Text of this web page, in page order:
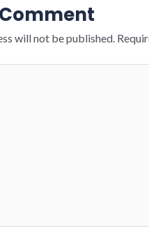
will not be published.